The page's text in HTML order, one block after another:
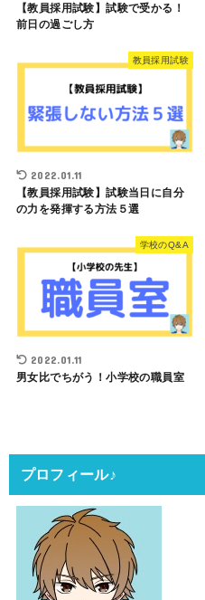
【教員採用試験】試験で受かる！
前日の過ごし方
教員採用試験
2022.01.11
【教員採用試験】試験当日に自分
の力を発揮する方法５選
学校のQ&A
2022.01.11
男女比でちがう！小学校の職員室
プロフィール♪